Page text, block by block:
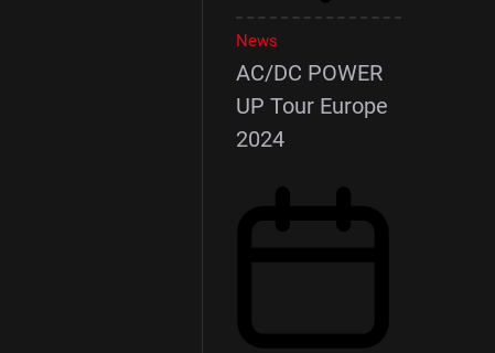
News
AC/DC POWER
UP Tour Europe
2024